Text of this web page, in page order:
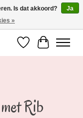
t/m 54
Verlanglijst
Rib
Is dat akkoord?
Ja
»